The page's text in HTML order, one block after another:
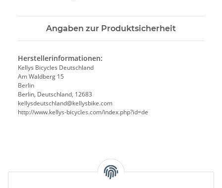
Angaben zur Produktsicherheit
Herstellerinformationen:
Kellys Bicycles Deutschland
Am Waldberg 15
Berlin
Berlin, Deutschland, 12683
kellysdeutschland@kellysbike.com
http://www.kellys-bicycles.com/index.php?id=de